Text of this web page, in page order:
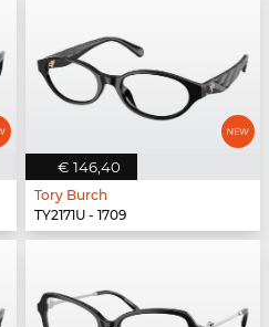
€ 146,40
Tory Burch
TY2171U - 1709